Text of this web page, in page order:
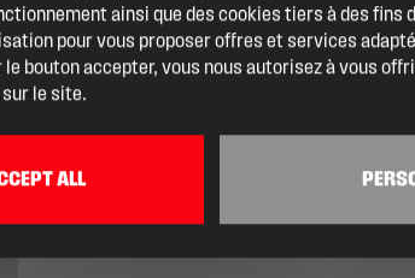
ainsi que des cookies tiers à des fins
pour vous proposer offres et services
bouton accepter, vous nous autorisez à vous
le site.
ALL